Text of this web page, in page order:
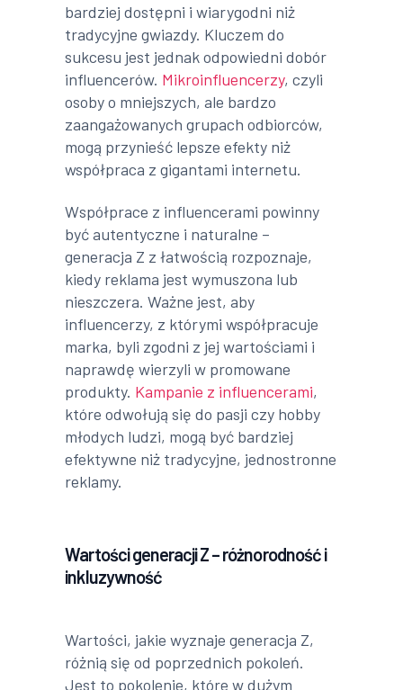
bardziej dostępni i wiarygodni niż
tradycyjne gwiazdy. Kluczem do
sukcesu jest jednak odpowiedni dobór
influencerów. Mikroinfluencerzy, czyli
osoby o mniejszych, ale bardzo
zaangażowanych grupach odbiorców,
mogą przynieść lepsze efekty niż
współpraca z gigantami internetu.
Współprace z influencerami powinny
być autentyczne i naturalne –
generacja Z z łatwością rozpoznaje,
kiedy reklama jest wymuszona lub
nieszczera. Ważne jest, aby
influencerzy, z którymi współpracuje
marka, byli zgodni z jej wartościami i
naprawdę wierzyli w promowane
produkty. Kampanie z influencerami,
które odwołują się do pasji czy hobby
młodych ludzi, mogą być bardziej
efektywne niż tradycyjne, jednostronne
reklamy.
Wartości generacji Z – różnorodność i
inkluzywność
Wartości, jakie wyznaje generacja Z,
różnią się od poprzednich pokoleń.
Jest to pokolenie, które w dużym